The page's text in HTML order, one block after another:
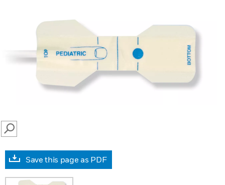
SEARCH
Save this page as PDF